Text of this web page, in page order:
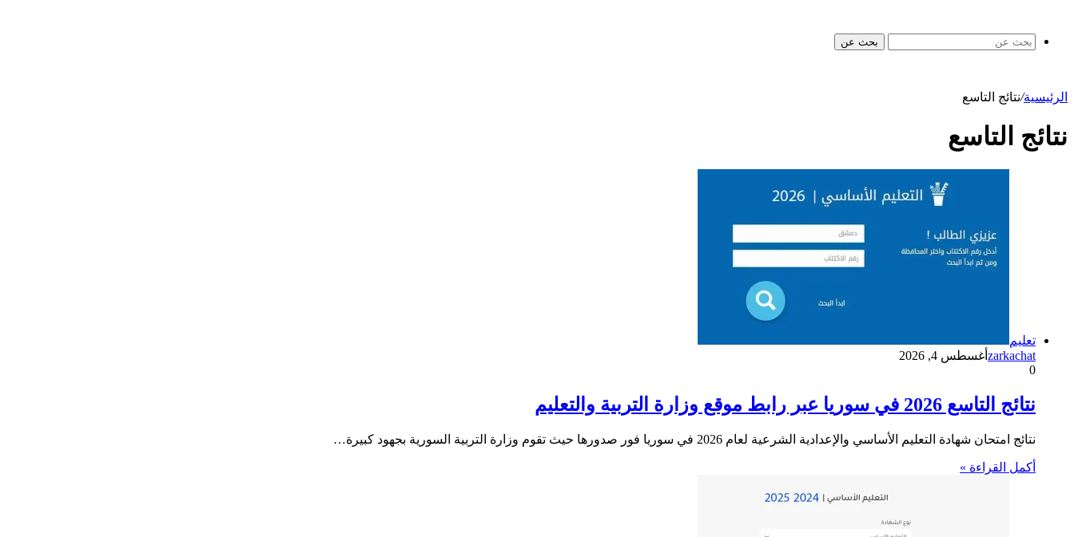
بحث عن
الرئيسية/نتائج التاسع
نتائج التاسع
تعليم
zarkachat أغسطس 4, 2026
0
نتائج التاسع 2026 في سوريا عبر رابط موقع وزارة التربية والتعليم
نتائج امتحان شهادة التعليم الأساسي والإعدادية الشرعية لعام 2026 في سوريا فور صدورها حيث تقوم وزارة التربية السورية بجهود كبيرة…
أكمل القراءة »